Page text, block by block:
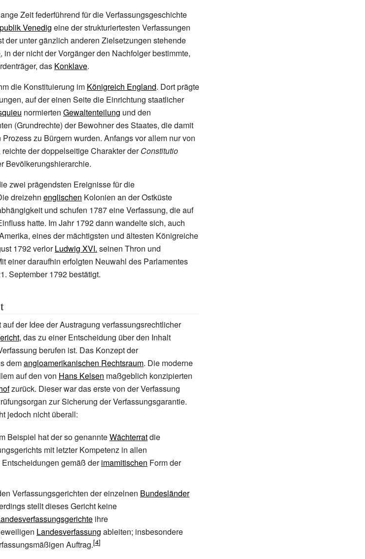
Zeit federführend für die Verfassungsgeschichte
Venedig eine der strukturiertesten Verfassungen
der unter gänzlich anderen Zielsetzungen stehende
, in der nicht der Vorgänger den Nachfolger bestimmte,
das Konklave.
die Konstituierung im Königreich England. Dort prägte
auf der einen Seite die Einrichtung staatlicher
normierten Gewaltenteilung und den
(Grundrechte) der Bewohner des Staates, die damit
zu Bürgern wurden. Anfangs vor allem nur von
der doppelseitige Charakter derConstitutio
Bevölkerungshierarchie.
zwei prägendsten Ereignisse für die
dreizehn englischen Kolonien an der Ostküste
und schufen 1787 eine Verfassung, die auf
hatte. Im Jahr 1792 dann wandelte sich, auch
eines der mächtigsten und ältesten Königreiche
1792 verlorLudwig XVI. seinen Thron und
einer daraufhin erfolgten Neuwahl des Parlamentes
September 1792 bestätigt.
auf der Idee der Austragung verfassungsrechtlicher
, das zu einer Entscheidung über den Inhalt
berufen ist. Das Konzept der
demangloamerikanischen Rechtsraum. Die moderne
auf den von Hans Kelsen maßgeblich konzipierten
zurück. Dieser war das erste von der Verfassung
zur Sicherung der Verfassungsgarantie.
jedoch nicht überall:
Beispiel hat der so genannteWächterratdie
mit letzter Kompetenz in allen
gemäß derimamitischen Form der
Verfassungsgerichten der einzelnen Bundesländer
stellt dieses Gericht keine
ihre
Landesverfassung ableiten; insbesondere
Auftrag.